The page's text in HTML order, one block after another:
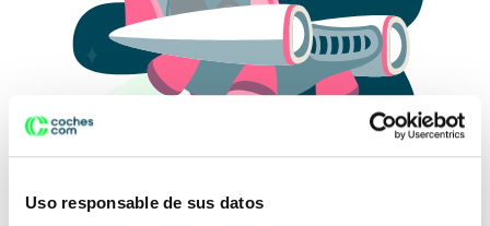
Uso responsable de sus datos